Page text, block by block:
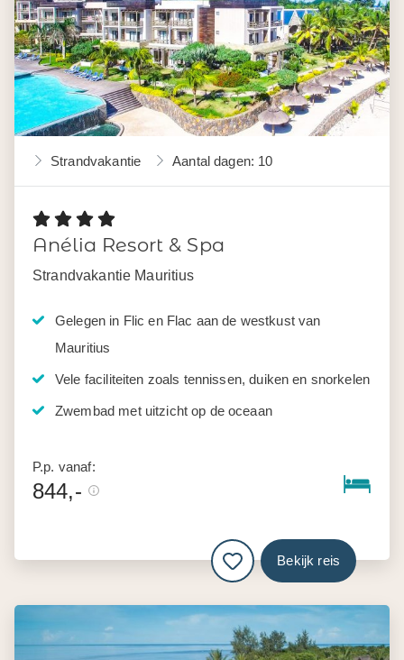
Strandvakantie Aantal dagen: 10
Anélia Resort & Spa
Strandvakantie Mauritius
Gelegen in Flic en Flac aan de westkust van
Mauritius
Vele faciliteiten zoals tennissen, duiken en snorkelen
Zwembad met uitzicht op de oceaan
P.p. vanaf:
844,-
Bekijk reis